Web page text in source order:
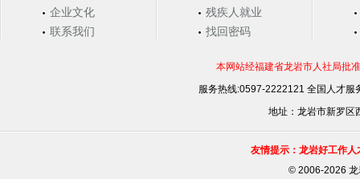
企业文化
联系我们
残疾人就业
找回密码
本网站经福建省龙岩市人社局批
服务热线:0597-2222121 全国人才
地址：龙岩市新罗区
友情提示：龙岩好工作
©2006-2026 龙